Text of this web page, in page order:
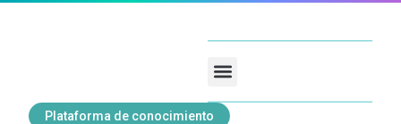
Plataforma de conocimiento